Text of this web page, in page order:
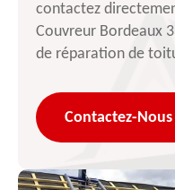
contactez
Couvreur Bordeaux
de réparation de
Contactez-Nous